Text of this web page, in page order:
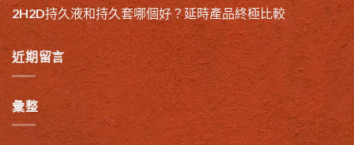
2H2D持久液和持久套哪個好？延時產品終極比較
近期留言
彙整